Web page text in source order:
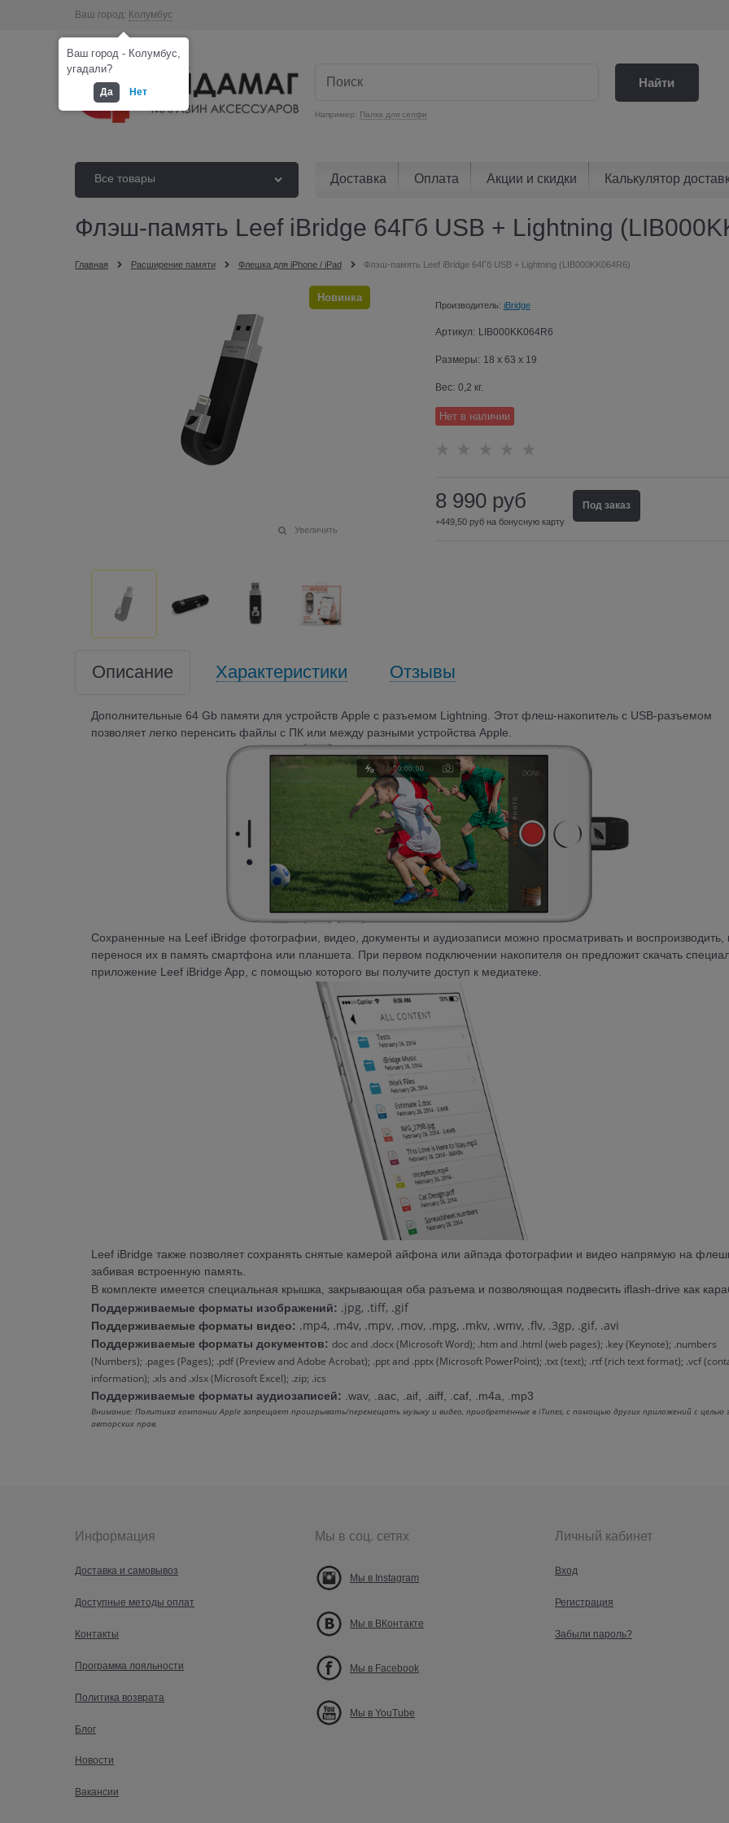
Ваш город: Колумбус
Например: Палка для селфи
Найти
Все товары Доставка Оплата Акции и скидки Калькулятор
Флэш-память Leef iBridge 64Гб USB + Lightning
Главная Расширение памяти Флешка для iPhone / iPad Флэш-память Leef iBridge 64Гб USB + Lightning (LIB000KK064R6)
Новинка
Увеличить
Производитель: iBridge
Артикул: LIB000KK064R6
Размеры: 18 x 63 x 19
Вес: 0,2 кг.
Нет в наличии
8 990 руб
+449,50 руб на бонусную карту
Под заказ
Описание Характеристики Отзывы
Дополнительные 64 Gb памяти для устройств Apple с разъемом Lightning. Этот флеш-накопитель с USB-разъемом
позволяет легко перенсить файлы с ПК или между разными устройства Apple.
Сохраненные на Leef iBridge фотографии, видео, документы и аудиозаписи можно просматривать и воспроизводить,
перенося их в память смартфона или планшета. При первом подключении накопителя он предложит скачать
приложение Leef iBridge App, с помощью которого вы получите доступ к медиатеке.
Leef iBridge также позволяет сохранять снятые камерой айфона или айпэда фотографии и видео напрямую на
забивая встроенную память.
В комплекте имеется специальная крышка, закрывающая оба разъема и позволяющая подвесить iflash-drive как
Поддерживаемые форматы изображений: .jpg, .tiff, .gif
Поддерживаемые форматы видео: .mp4, .m4v, .mpv, .mov, .mpg, .mkv, .wmv, .flv, .3gp, .gif, .avi
Поддерживаемые форматы документов: doc and .docx (Microsoft Word); .htm and .html (web pages); .key (Keynote); .numbers
(Numbers); .pages (Pages); .pdf (Preview and Adobe Acrobat); .ppt and .pptx (Microsoft PowerPoint); .txt (text); .rtf (rich text format); .vcf
information); .xls and .xlsx (Microsoft Excel); .zip; .ics
Поддерживаемые форматы аудиозаписей: .wav, .aac, .aif, .aiff, .caf, .m4a, .mp3
Внимание: Политика компании Apple запрещает проигрывать/перемещать музыку и видео, приобретенные в iTunes, с помощью других приложений с
авторских прав.
Информация
Доставка и самовывоз
Доступные методы оплат
Контакты
Программа лояльности
Политика возврата
Блог
Новости
Вакансии
Мы в соц. сетях
Мы в Instagram
Мы в ВКонтакте
Мы в Facebook
Мы в YouTube
Личный кабинет
Вход
Регистрация
Забыли пароль?
Ваш город - Колумбус,
угадали?
Да Нет